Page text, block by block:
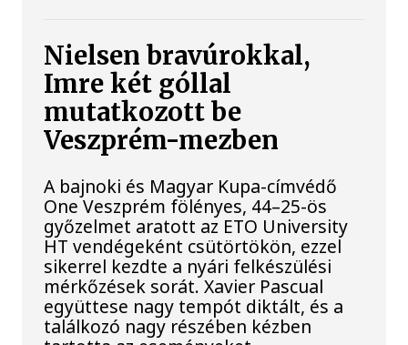
Nielsen bravúrokkal,
Imre két góllal
mutatkozott be
Veszprém-mezben
A bajnoki és Magyar Kupa-címvédő
One Veszprém fölényes, 44–25-ös
győzelmet aratott az ETO University
HT vendégeként csütörtökön, ezzel
sikerrel kezdte a nyári felkészülési
mérkőzések sorát. Xavier Pascual
együttese nagy tempót diktált, és a
találkozó nagy részében kézben